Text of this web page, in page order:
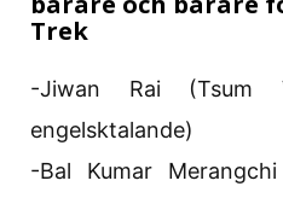
Trek
-Jiwan Rai (Tsum
engelsktalande)
-Bal Kumar